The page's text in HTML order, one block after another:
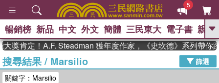
5
GO
高希均教授回憶錄
、 The Odyssey 、 父親節 、 如果歷
暢銷榜 新品 中文 外文 簡體 三民東大 電子書 親子
定！A.F. Steadman 獲年度作家，《史坎德》系列帶你踏上熱
搜尋結果/ Marsilio
篩選
關鍵字：Marsilio